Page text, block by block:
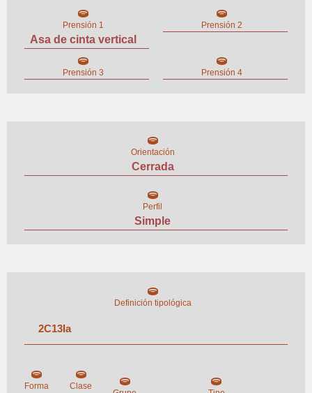
Prensión 1
Asa de cinta vertical
Prensión 2
Prensión 3 Prensión 4
Orientación
Cerrada
Perfil
Simple
Definición tipológica
2C13Ia
Forma Clase